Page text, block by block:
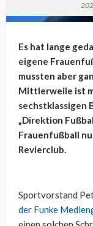
Es hat lange
eigene
mussten aber
Mittlerweile ist
sechstklassigen
„Direktion
Frauenfußball
Revierclub.
Sportvorstand
der Funke